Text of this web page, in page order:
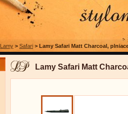
Lamy > Safari > Lamy Safari Matt Charcoal,
Lamy Safari Matt